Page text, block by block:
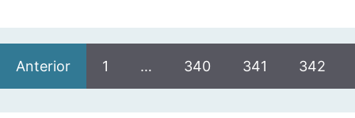
Anterior 1 … 340 341 342